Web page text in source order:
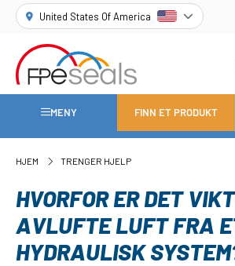
United States Of America
MENY FINN ET PRODUKT
HJEM TRENGER HJELP
HVORFOR ER DET
AVLUFTE LUFT FRA
HYDRAULISK